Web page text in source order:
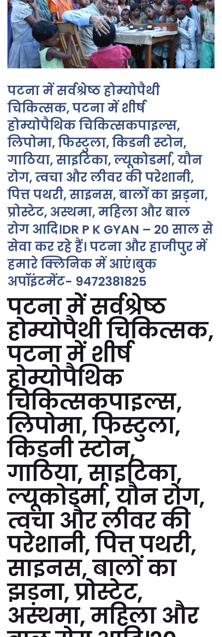
पटना में सर्वश्रेष्ठ होम्योपैथी
चिकित्सक, पटना में शीर्ष
होम्योपैथिक चिकित्सकपाइल्स,
लिपोमा, फिस्टुला, किडनी स्टोन,
गाठिया, साइटिका, ल्यूकोडर्मा, यौन
रोग, त्वचा और लीवर की परेशानी,
पित्त पथरी, साइनस, बालों का झड़ना,
प्रोस्टेट, अस्थमा, महिला और बाल
रोग आदि।DR P K GYAN – 20 साल से
सेवा कर रहे हैं। पटना और हाजीपुर में
हमारे क्लिनिक में आएं।बुक
अपॉइंटमेंट- 9472381825
पटना में सर्वश्रेष्ठ
होम्योपैथी चिकित्सक,
पटना में शीर्ष
होम्योपैथिक
चिकित्सकपाइल्स,
लिपोमा, फिस्टुला,
किडनी स्टोन,
गाठिया, साइटिका,
ल्यूकोडर्मा, यौन रोग,
त्वचा और लीवर की
परेशानी, पित्त पथरी,
साइनस, बालों का
झड़ना, प्रोस्टेट,
अस्थमा, महिला और